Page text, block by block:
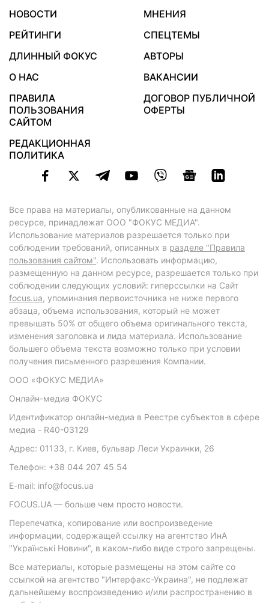
НОВОСТИ
МНЕНИЯ
РЕЙТИНГИ
СПЕЦТЕМЫ
ДЛИННЫЙ ФОКУС
АВТОРЫ
О НАС
ВАКАНСИИ
ПРАВИЛА
ПОЛЬЗОВАНИЯ
САЙТОМ
ДОГОВОР ПУБЛИЧНОЙ
ОФЕРТЫ
РЕДАКЦИОННАЯ
ПОЛИТИКА
Все права на материалы, опубликованные на данном
ресурсе, принадлежат ООО "ФОКУС МЕДИА".
Использование материалов разрешается только при
соблюдении требований, описанных в разделе "Правила
пользования сайтом". Использовать информацию,
размещенную на данном ресурсе, разрешается только при
соблюдении следующих условий: гиперссылки на Сайт
focus.ua, упоминания первоисточника не ниже первого
абзаца, объема использования, который не может
превышать 50% от общего объема оригинального текста,
изменения заголовка и лида материала. Использование
большего объема текста возможно только при условии
получения письменного разрешения Компании.
ООО «ФОКУС МЕДИА»
Онлайн-медиа ФОКУС
Идентификатор онлайн-медиа в Реестре субъектов в сфере
медиа - R40-03129
Адрес: 01133, г. Киев, бульвар Леси Украинки, 26
Телефон: +38 044 207 45 54
E-mail: info@focus.ua
FOCUS.UA — больше чем просто новости.
Перепечатка, копирование или воспроизведение
информации, содержащей ссылку на агентство ИнА
"Українські Новини", в каком-либо виде строго запрещены.
Все материалы, которые размещены на этом сайте со
ссылкой на агентство "Интерфакс-Украина", не подлежат
дальнейшему воспроизведению и/или распространению в